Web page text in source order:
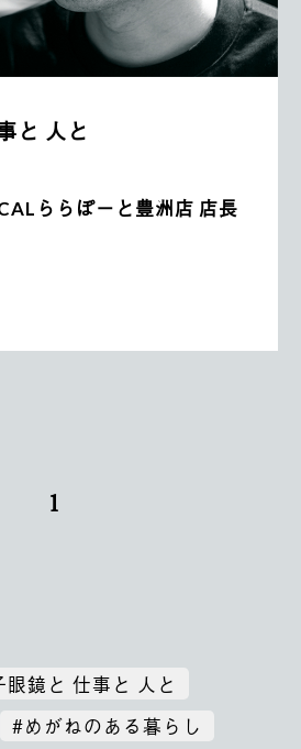
と 人と
ららぽーと豊洲店 店長
1
眼鏡と 仕事と 人と
#めがねのある暮らし